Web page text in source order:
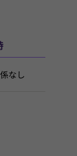
なし